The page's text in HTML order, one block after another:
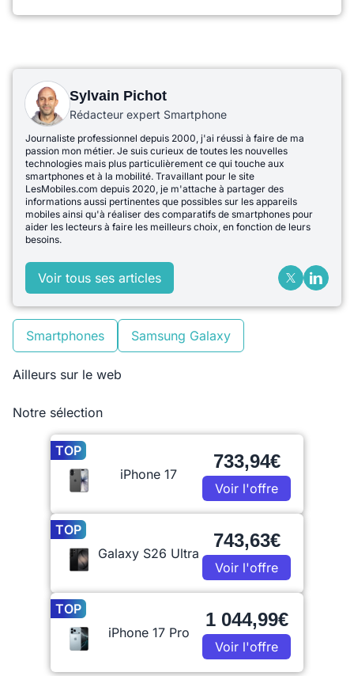
Sylvain Pichot
Rédacteur expert Smartphone
Journaliste professionnel depuis 2000, j'ai réussi à faire de ma
passion mon métier. Je suis curieux de toutes les nouvelles
technologies mais plus particulièrement ce qui touche aux
smartphones et à la mobilité. Travaillant pour le site
LesMobiles.com depuis 2020, je m'attache à partager des
informations aussi pertinentes que possibles sur les appareils
mobiles ainsi qu'à réaliser des comparatifs de smartphones pour
aider les lecteurs à faire les meilleurs choix, en fonction de leurs
besoins.
Voir tous ses articles
Smartphones Samsung Galaxy
Ailleurs sur le web
Notre sélection
TOP
iPhone 17
733,94€
Voir l'offre
TOP
Galaxy S26 Ultra
743,63€
Voir l'offre
TOP
iPhone 17 Pro
1 044,99€
Voir l'offre